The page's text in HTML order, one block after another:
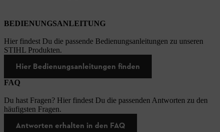
BEDIENUNGSANLEITUNG
Hier findest Du die passende Bedienungsanleitungen zu unseren
STIHL Produkten.
Hier Bedienungsanleitungen finden
FAQ
Du hast Fragen? Hier findest Du die passenden Antworten zu den
häufigsten Fragen.
Antworten erhalten in den FAQ